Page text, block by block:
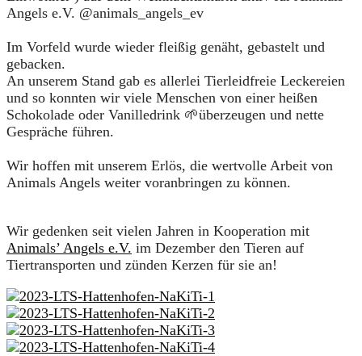
Angels e.V. @animals_angels_ev
Im Vorfeld wurde wieder fleißig genäht, gebastelt und
gebacken.
An unserem Stand gab es allerlei Tierleidfreie Leckereien
und so konnten wir viele Menschen von einer heißen
Schokolade oder Vanilledrink 🌱überzeugen und nette
Gespräche führen.
Wir hoffen mit unserem Erlös, die wertvolle Arbeit von
Animals Angels weiter voranbringen zu können.
Wir gedenken seit vielen Jahren in Kooperation mit
Animals’ Angels e.V. im Dezember den Tieren auf
Tiertransporten und zünden Kerzen für sie an!